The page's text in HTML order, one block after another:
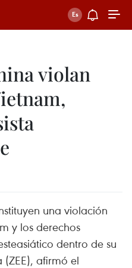
violan
una violación
y los derechos
dentro de su
afirmó el